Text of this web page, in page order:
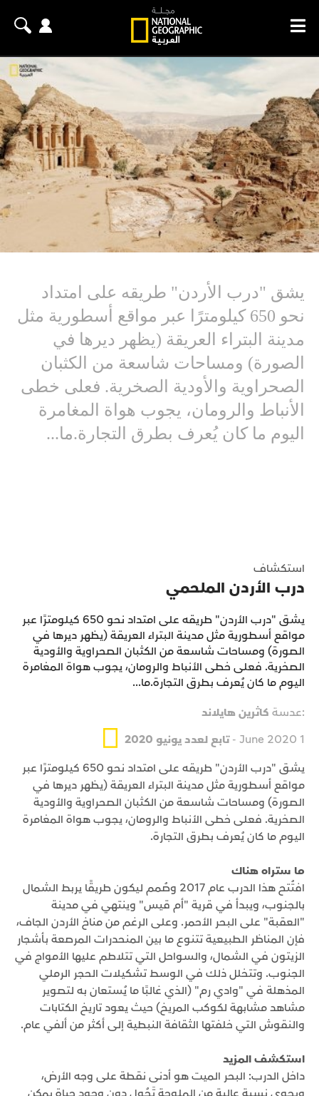
يشق "درب الأردن" طريقه على امتداد
نحو 650 كيلومترًا عبر مواقع أسطورية مثل
مدينة البتراء العريقة (يظهر ديرها في
الصورة) ومساحات شاسعة من الكثبان
الصحراوية والأودية الصخرية. فعلى خطى
الأنباط والرومان، يجوب هواة المغامرة
اليوم ما كان يُعرف بطرق التجارة.ما...
استكشاف
درب الأردن الملحمي
يشق "درب الأردن" طريقه على امتداد نحو 650 كيلومترًا عبر
مواقع أسطورية مثل مدينة البتراء العريقة (يظهر ديرها في
الصورة) ومساحات شاسعة من الكثبان الصحراوية والأودية
الصخرية. فعلى خطى الأنباط والرومان، يجوب هواة المغامرة
اليوم ما كان يُعرف بطرق التجارة.ما...
:عدسة كاثرين هايلاند
1 June 2020 -
تابع لعدد يونيو 2020
يشق "درب الأردن" طريقه على امتداد نحو 650 كيلومترًا عبر
مواقع أسطورية مثل مدينة البتراء العريقة (يظهر ديرها في
الصورة) ومساحات شاسعة من الكثبان الصحراوية والأودية
الصخرية. فعلى خطى الأنباط والرومان، يجوب هواة المغامرة
اليوم ما كان يُعرف بطرق التجارة.
ما ستراه هناك
افتُتح هذا الدرب عام 2017 وصُمم ليكون طريقًا يربط الشمال
بالجنوب، ويبدأ في قرية "أم قيس" وينتهي في مدينة
"العقبة" على البحر الأحمر. وعلى الرغم من مناخ الأردن الجاف،
فإن المناظر الطبيعية تتنوع ما بين المنحدرات المرصعة بأشجار
الزيتون في الشمال، والسواحل التي تتلاطم عليها الأمواج في
الجنوب. وتتخلل ذلك في الوسط تشكيلات الحجر الرملي
المذهلة في "وادي رم" (الذي غالبًا ما يُستعان به لتصوير
مشاهد مشابهة لكوكب المريخ) حيث يعود تاريخ الكتابات
والنقوش التي خلفتها الثقافة النبطية إلى أكثر من ألفي عام.
استكشف المزيد
داخل الدرب: البحر الميت هو أدنى نقطة على وجه الأرض،